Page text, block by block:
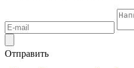
Отправить